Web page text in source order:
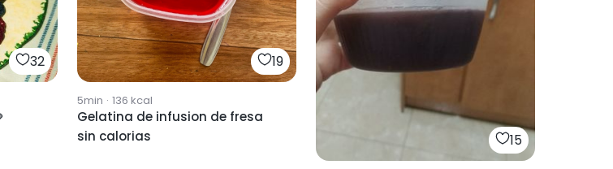
32 19
5min · 136 kcal
Gelatina de infusion de fresa
sin calorias
15